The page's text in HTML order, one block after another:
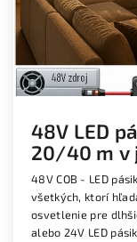
48V LED
20/40 m v
48V COB - LED
všetkých, ktorí
osvetlenie pre
alebo 24V LED